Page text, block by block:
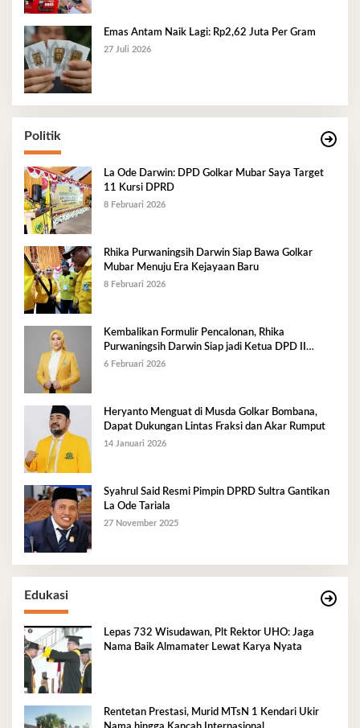
Emas Antam Naik Lagi: Rp2,62 Juta Per Gram
27 Juli 2026
Politik
La Ode Darwin: DPD Golkar Mubar Saya Target
11 Kursi DPRD
8 Februari 2026
Rhika Purwaningsih Darwin Siap Bawa Golkar
Mubar Menuju Era Kejayaan Baru
8 Februari 2026
Kembalikan Formulir Pencalonan, Rhika
Purwaningsih Darwin Siap jadi Ketua DPD II
Golkar Mubar
6 Februari 2026
Heryanto Menguat di Musda Golkar Bombana,
Dapat Dukungan Lintas Fraksi dan Akar Rumput
14 Januari 2026
Syahrul Said Resmi Pimpin DPRD Sultra Gantikan
La Ode Tariala
27 November 2025
Edukasi
Lepas 732 Wisudawan, Plt Rektor UHO: Jaga
Nama Baik Almamater Lewat Karya Nyata
Rentetan Prestasi, Murid MTsN 1 Kendari Ukir